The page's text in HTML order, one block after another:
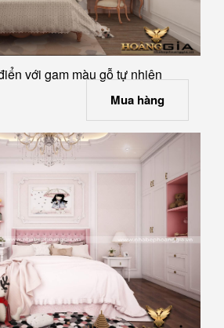
với gam màu gỗ tự nhiên
Mua hàng